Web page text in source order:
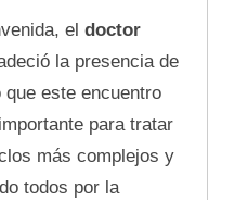
el doctor
la presencia de
este encuentro
para tratar
más complejos y
todos por la